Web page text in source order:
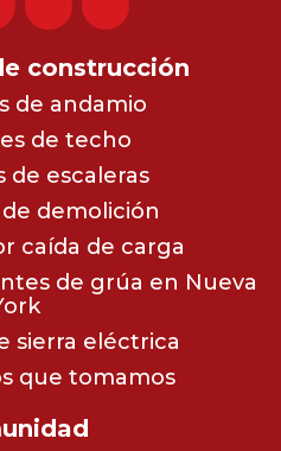
construcción
de andamio
de techo
de escaleras
demolición
caída de carga
de grúa en Nueva
sierra eléctrica
que tomamos